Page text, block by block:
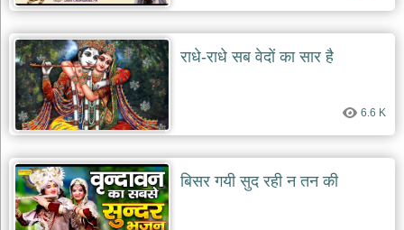
राधे-राधे सब वेदों का सार है
6.6 K
बिसर गयी सुद रही न तन की